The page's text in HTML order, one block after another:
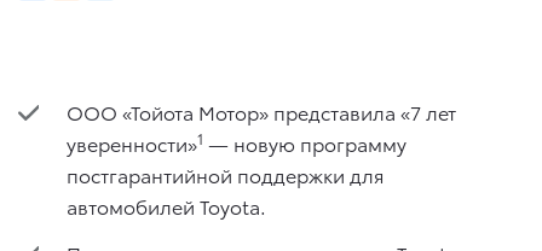
ООО «Тойота Мотор» представила «7 лет
уверенности»1 — новую программу
постгарантийной поддержки для
автомобилей Toyota.